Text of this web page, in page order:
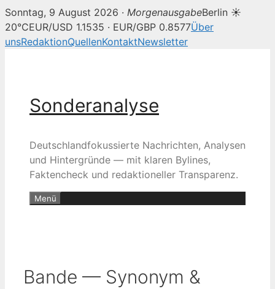
Sonntag, 9 August 2026 · MorgenausgabeBerlin ☀
20°CEUR/USD 1.1535 · EUR/GBP 0.8577Über
unsRedaktionQuellenKontaktNewsletter
Sonderanalyse
Deutschlandfokussierte Nachrichten, Analysen
und Hintergründe — mit klaren Bylines,
Faktencheck und redaktioneller Transparenz.
Menü
Bande — Synonym &